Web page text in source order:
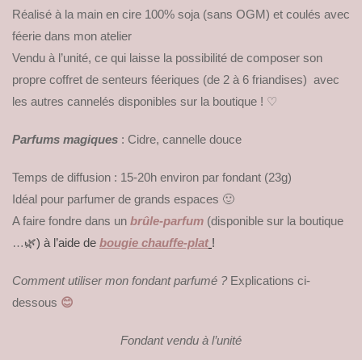
Réalisé à la main en cire 100% soja (sans OGM) et coulés avec
féerie dans mon atelier
Vendu à l’unité, ce qui laisse la possibilité de composer son
propre coffret de senteurs féeriques (de 2 à 6 friandises) avec
les autres cannelés disponibles sur la boutique ! ♡
Parfums magiques : Cidre, cannelle douce
Temps de diffusion : 15-20h environ par fondant (23g)
Idéal pour parfumer de grands espaces 🙂
A faire fondre dans un brûle-parfum (disponible sur la boutique
…🌿) à l’aide de bougie chauffe-plat !
Comment utiliser mon fondant parfumé ?Explications ci-
dessous 😊
Fondant vendu à l’unité